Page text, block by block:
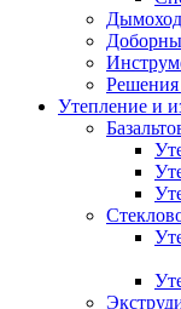
Решения
Утепление и